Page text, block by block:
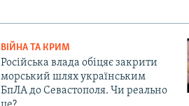
ВІЙНА ТА КРИМ
Російська влада обіцяє закрити
морський шлях українським
БпЛА до Севастополя. Чи реально